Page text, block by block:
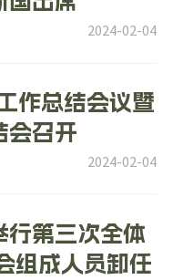
2024-02-04
2024-02-04
作总结会议暨
会召开
行第三次全体
组成人员卸任